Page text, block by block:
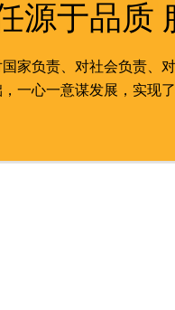
源于品质
家负责、对社会负责、
一心一意谋发展，实现